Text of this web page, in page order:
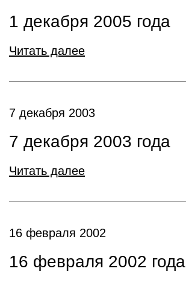
1 декабря 2005 года
Читать далее
7 декабря 2003
7 декабря 2003 года
Читать далее
16 февраля 2002
16 февраля 2002 года